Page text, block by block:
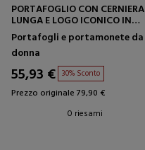
PORTAFOGLIO CON CERNIERA
LUNGA E LOGO ICONICO IN
RILIEVO
Portafogli e portamonete da
donna
55,93 € 30% Sconto
Prezzo originale 79,90 €
0 riesami